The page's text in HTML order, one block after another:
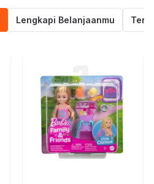
Lengkapi Belanjaanmu